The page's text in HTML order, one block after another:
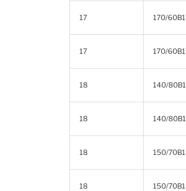
17 170/
17 170/
18 140/
18 140/
18 150/
18 150/